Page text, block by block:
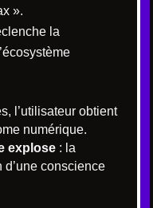
».
la
l’utilisateur obtient
numérique.
explose : la
d’une conscience